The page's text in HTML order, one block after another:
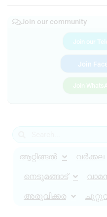
Join our community
Join our
Join
Join
ആറ്റിങ്ങൽ വർക്കല
നെടുമങ്ങാട്
അരുവിക്കര